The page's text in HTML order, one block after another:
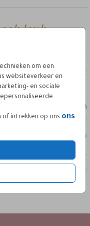
om een
websiteverkeer en
en sociale
of intrekken op ons ons
leuk